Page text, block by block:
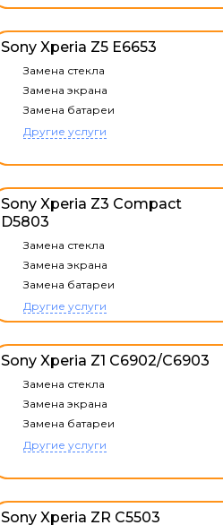
Sony Xperia Z5 E6653
Замена стекла
Замена экрана
Замена батареи
Другие услуги
Sony Xperia Z3 Compact
D5803
Замена стекла
Замена экрана
Замена батареи
Другие услуги
Sony Xperia Z1 C6902/C6903
Замена стекла
Замена экрана
Замена батареи
Другие услуги
Sony Xperia ZR C5503